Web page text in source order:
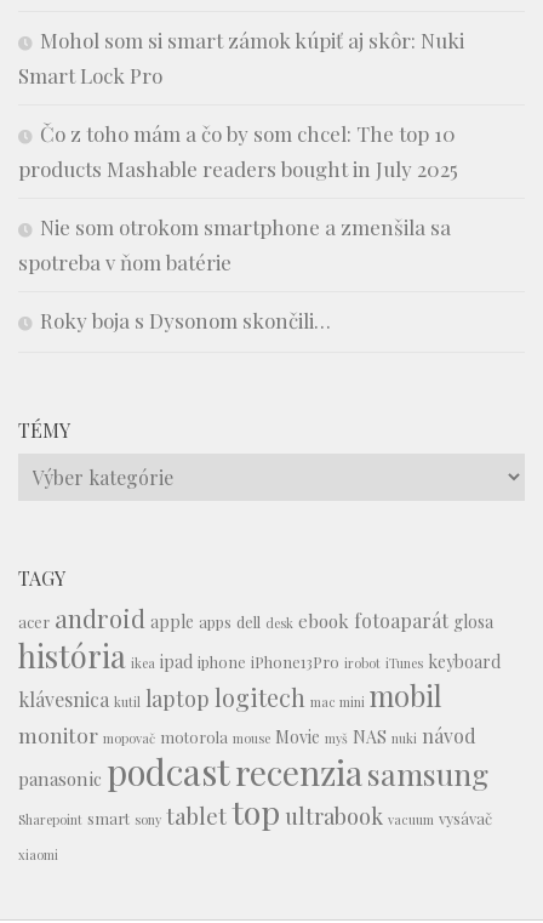
Mohol som si smart zámok kúpiť aj skôr: Nuki
Smart Lock Pro
Čo z toho mám a čo by som chcel: The top 10
products Mashable readers bought in July 2025
Nie som otrokom smartphone a zmenšila sa
spotreba v ňom batérie
Roky boja s Dysonom skončili…
TÉMY
Témy
TAGY
acer android apple apps dell desk ebook fotoaparát glosa
história ikea ipad iphone iPhone13Pro irobot iTunes keyboard
klávesnica kutil laptop logitech mac mini mobil
monitor mopovač motorola mouse Movie myš NAS nuki návod
panasonic podcastrecenziasamsung
Sharepoint smart sony tablettop ultrabook vacuum vysávač
xiaomi